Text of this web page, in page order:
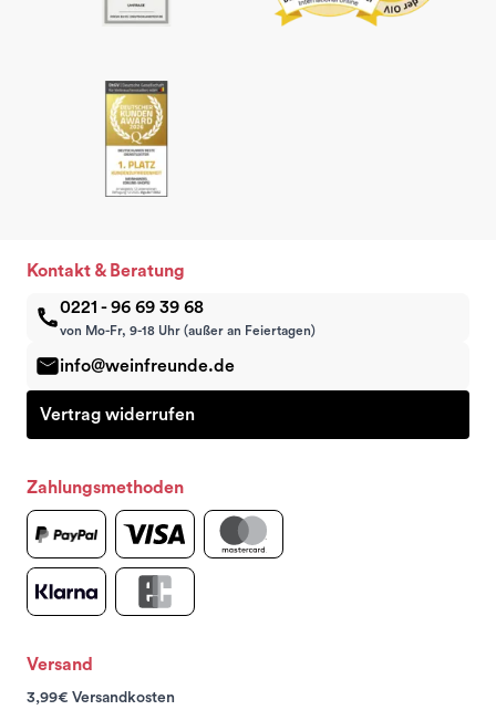
Kontakt & Beratung
0221 - 96 69 39 68
von Mo-Fr, 9-18 Uhr (außer an Feiertagen)
info@weinfreunde.de
Vertrag widerrufen
Zahlungsmethoden
Versand
3,99€ Versandkosten